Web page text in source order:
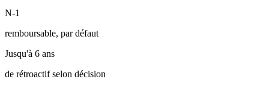
N-1
remboursable, par défaut
Jusqu'à 6 ans
de rétroactif selon décision